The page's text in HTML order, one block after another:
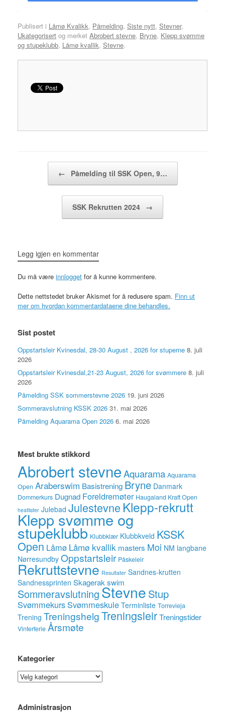
Publisert i Låmø Kvalikk, Påmelding, Siste nytt, Stevner,
Ukategorisert og merket Abrobert stevne, Bryne, Klepp svømme
og stupeklubb, Låmø kvallik, Stevne.
← Påmelding til SSK Open, 9…
SSK Rekrutten 2024 →
Legg igjen en kommentar
Du må være innlogget for å kunne kommentere.
Dette nettstedet bruker Akismet for å redusere spam. Finn ut
mer om hvordan kommentardataene dine behandles.
Sist postet
Oppstartsleir Kvinesdal, 28-30 August , 2026 for stuperne 8. juli
2026
Oppstartsleir Kvinesdal,21-23 August, 2026 for svømmere 8. juli
2026
Påmelding SSK sommerstevne 2026 19. juni 2026
Sommeravslutning KSSK 2026 31. mai 2026
Påmelding Aquarama Open 2026 6. mai 2026
Mest brukte stikkord
Abrobert stevneAquarama Aquarama
Open Araberswim Basistrening Bryne Danmark
Dommerkurs Dugnad Foreldremøter Haugaland Kraft Open
heatlister Julebad Julestevne Klepp-rekrutt
Klepp svømme og
stupeklubb Klubbklær Klubbkveld KSSK
Open Låmø Låmø kvallik masters Moi NM langbane
Nørresundby Oppstartsleir Påskeleir
Rekruttstevne Resultater Sandnes-krutten
Sandnessprinten Skagerak swim
SommeravslutningStevne Stup
SvømmekursSvømmeskule Terminliste Torrevieja
Trening TreningshelgTreningsleirTreningstider
Vinterferie Årsmøte
Kategorier
Kategorier
Administrasjon